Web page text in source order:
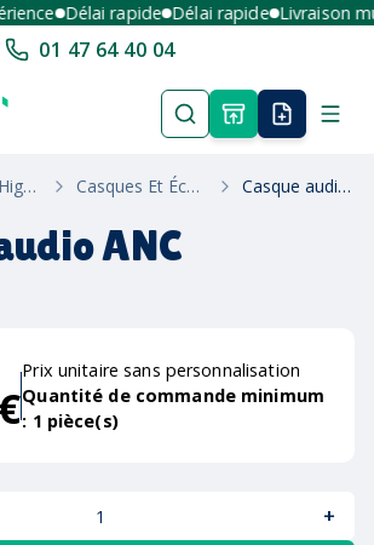
Délai rapide Délai rapide Livraison
01 47 64 40 04
Goodies High-Tech Casques Et Écouteurs Casque audio ANC
ANC
Prix unitaire sans personnalisation
Quantité de commande minimum
: 1 pièce(s)
+